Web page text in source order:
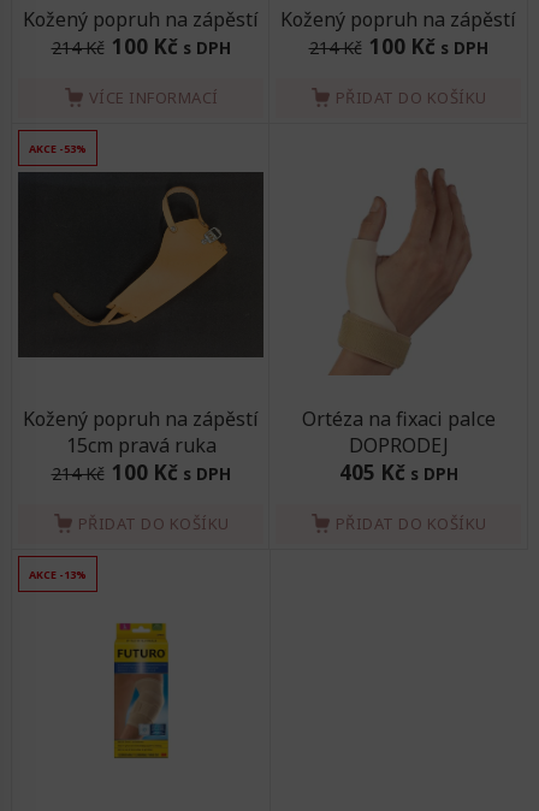
Kožený popruh na zápěstí
214 Kč 100 Kč s DPH
VÍCE INFORMACÍ
Kožený popruh na zápěstí
214 Kč 100 Kč s DPH
PŘIDAT DO KOŠÍKU
AKCE -53%
Kožený popruh na zápěstí
15cm pravá ruka
214 Kč 100 Kč s DPH
PŘIDAT DO KOŠÍKU
Ortéza na fixaci palce
DOPRODEJ
405 Kč s DPH
PŘIDAT DO KOŠÍKU
AKCE -13%